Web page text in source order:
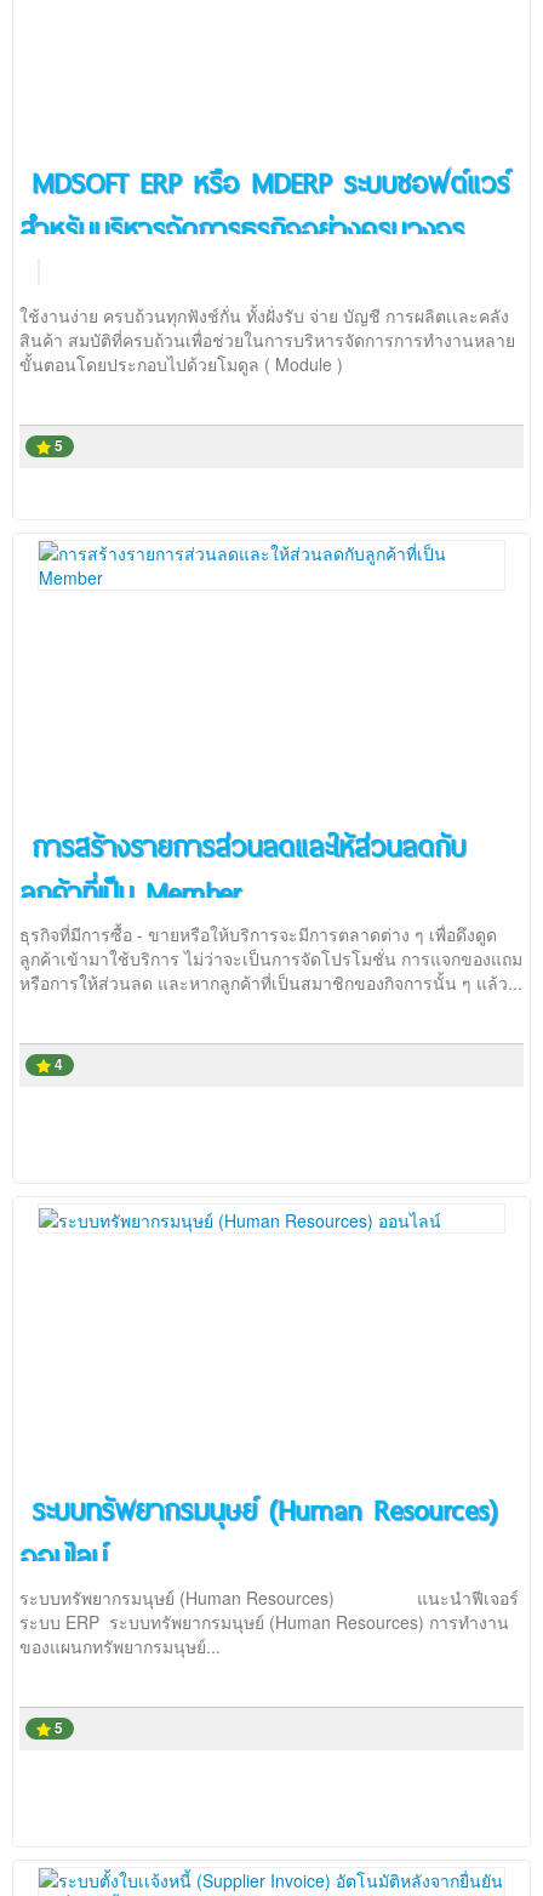
MDSOFT ERP หรือ MDERP ระบบซอฟต์แวร์
สำหรับบริหารจัดการธุรกิจอย่างครบวงจร
ใช้งานง่าย ครบถ้วนทุกฟังช์กั่น ทั้งฝั่งรับ จ่าย บัญชี การผลิตเเละคลัง
สินค้า สมบัติที่ครบถ้วนเพื่อช่วยในการบริหารจัดการการทำงานหลาย
ขั้นตอนโดยประกอบไปด้วยโมดูล ( Module )
5
การสร้างรายการส่วนลดและให้ส่วนลดกับ
ลูกค้าที่เป็น Member
ธุรกิจที่มีการซื้อ - ขายหรือให้บริการจะมีการตลาดต่าง ๆ เพื่อดึงดูด
ลูกค้าเข้ามาใช้บริการ ไม่ว่าจะเป็นการจัดโปรโมชั่น การแจกของแถม
หรือการให้ส่วนลด และหากลูกค้าที่เป็นสมาชิกของกิจการนั้น ๆ แล้ว...
4
ระบบทรัพยากรมนุษย์ (Human Resources)
ออนไลน์
ระบบทรัพยากรมนุษย์ (Human Resources) แนะนำฟีเจอร์
ระบบ ERP ระบบทรัพยากรมนุษย์ (Human Resources) การทำงาน
ของแผนกทรัพยากรมนุษย์...
5